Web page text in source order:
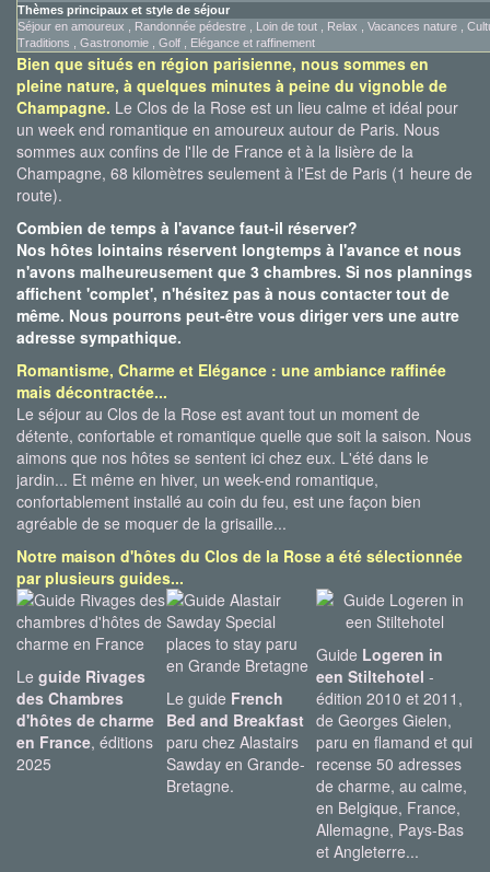
Thèmes principaux et style de séjour
Séjour en amoureux , Randonnée pédestre , Loin de tout , Relax , Vacances nature ,
Traditions , Gastronomie , Golf , Elégance et raffinement
Bien que situés en région parisienne, nous sommes en
pleine nature, à quelques minutes à peine du vignoble de
Champagne. Le Clos de la Rose est un lieu calme et idéal pour
un week end romantique en amoureux autour de Paris. Nous
sommes aux confins de l'Ile de France et à la lisière de la
Champagne, 68 kilomètres seulement à l'Est de Paris (1 heure de
route).
Combien de temps à l'avance faut-il réserver?
Nos hôtes lointains réservent longtemps à l'avance et nous
n'avons malheureusement que 3 chambres. Si nos plannings
affichent 'complet', n'hésitez pas à nous contacter tout de
même. Nous pourrons peut-être vous diriger vers une autre
adresse sympathique.
Romantisme, Charme et Elégance : une ambiance raffinée
mais décontractée...
Le séjour au Clos de la Rose est avant tout un moment de
détente, confortable et romantique quelle que soit la saison. Nous
aimons que nos hôtes se sentent ici chez eux. L'été dans le
jardin... Et même en hiver, un week-end romantique,
confortablement installé au coin du feu, est une façon bien
agréable de se moquer de la grisaille...
Notre maison d'hôtes du Clos de la Rose a été sélectionnée
par plusieurs guides...
Le guide Rivages
des Chambres
d'hôtes de charme
en France, éditions
2025
Le guide French
Bed and Breakfast
paru chez Alastairs
Sawday en Grande-
Bretagne.
Guide Logeren in
een Stiltehotel -
édition 2010 et 2011,
de Georges Gielen,
paru en flamand et qui
recense 50 adresses
de charme, au calme,
en Belgique, France,
Allemagne, Pays-Bas
et Angleterre...